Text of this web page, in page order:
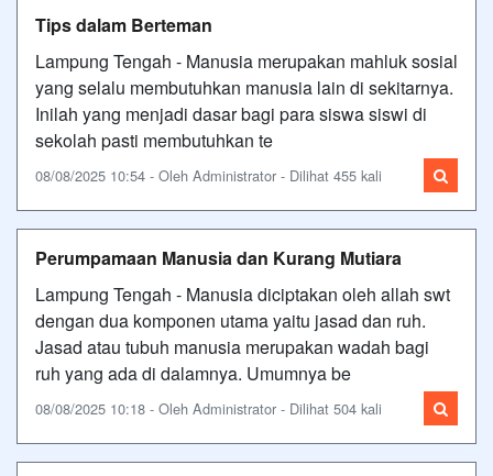
Tips dalam Berteman
Lampung Tengah - Manusia merupakan mahluk sosial
yang selalu membutuhkan manusia lain di sekitarnya.
Inilah yang menjadi dasar bagi para siswa siswi di
sekolah pasti membutuhkan te
08/08/2025 10:54 - Oleh Administrator - Dilihat 455 kali
Perumpamaan Manusia dan Kurang Mutiara
Lampung Tengah - Manusia diciptakan oleh allah swt
dengan dua komponen utama yaitu jasad dan ruh.
Jasad atau tubuh manusia merupakan wadah bagi
ruh yang ada di dalamnya. Umumnya be
08/08/2025 10:18 - Oleh Administrator - Dilihat 504 kali